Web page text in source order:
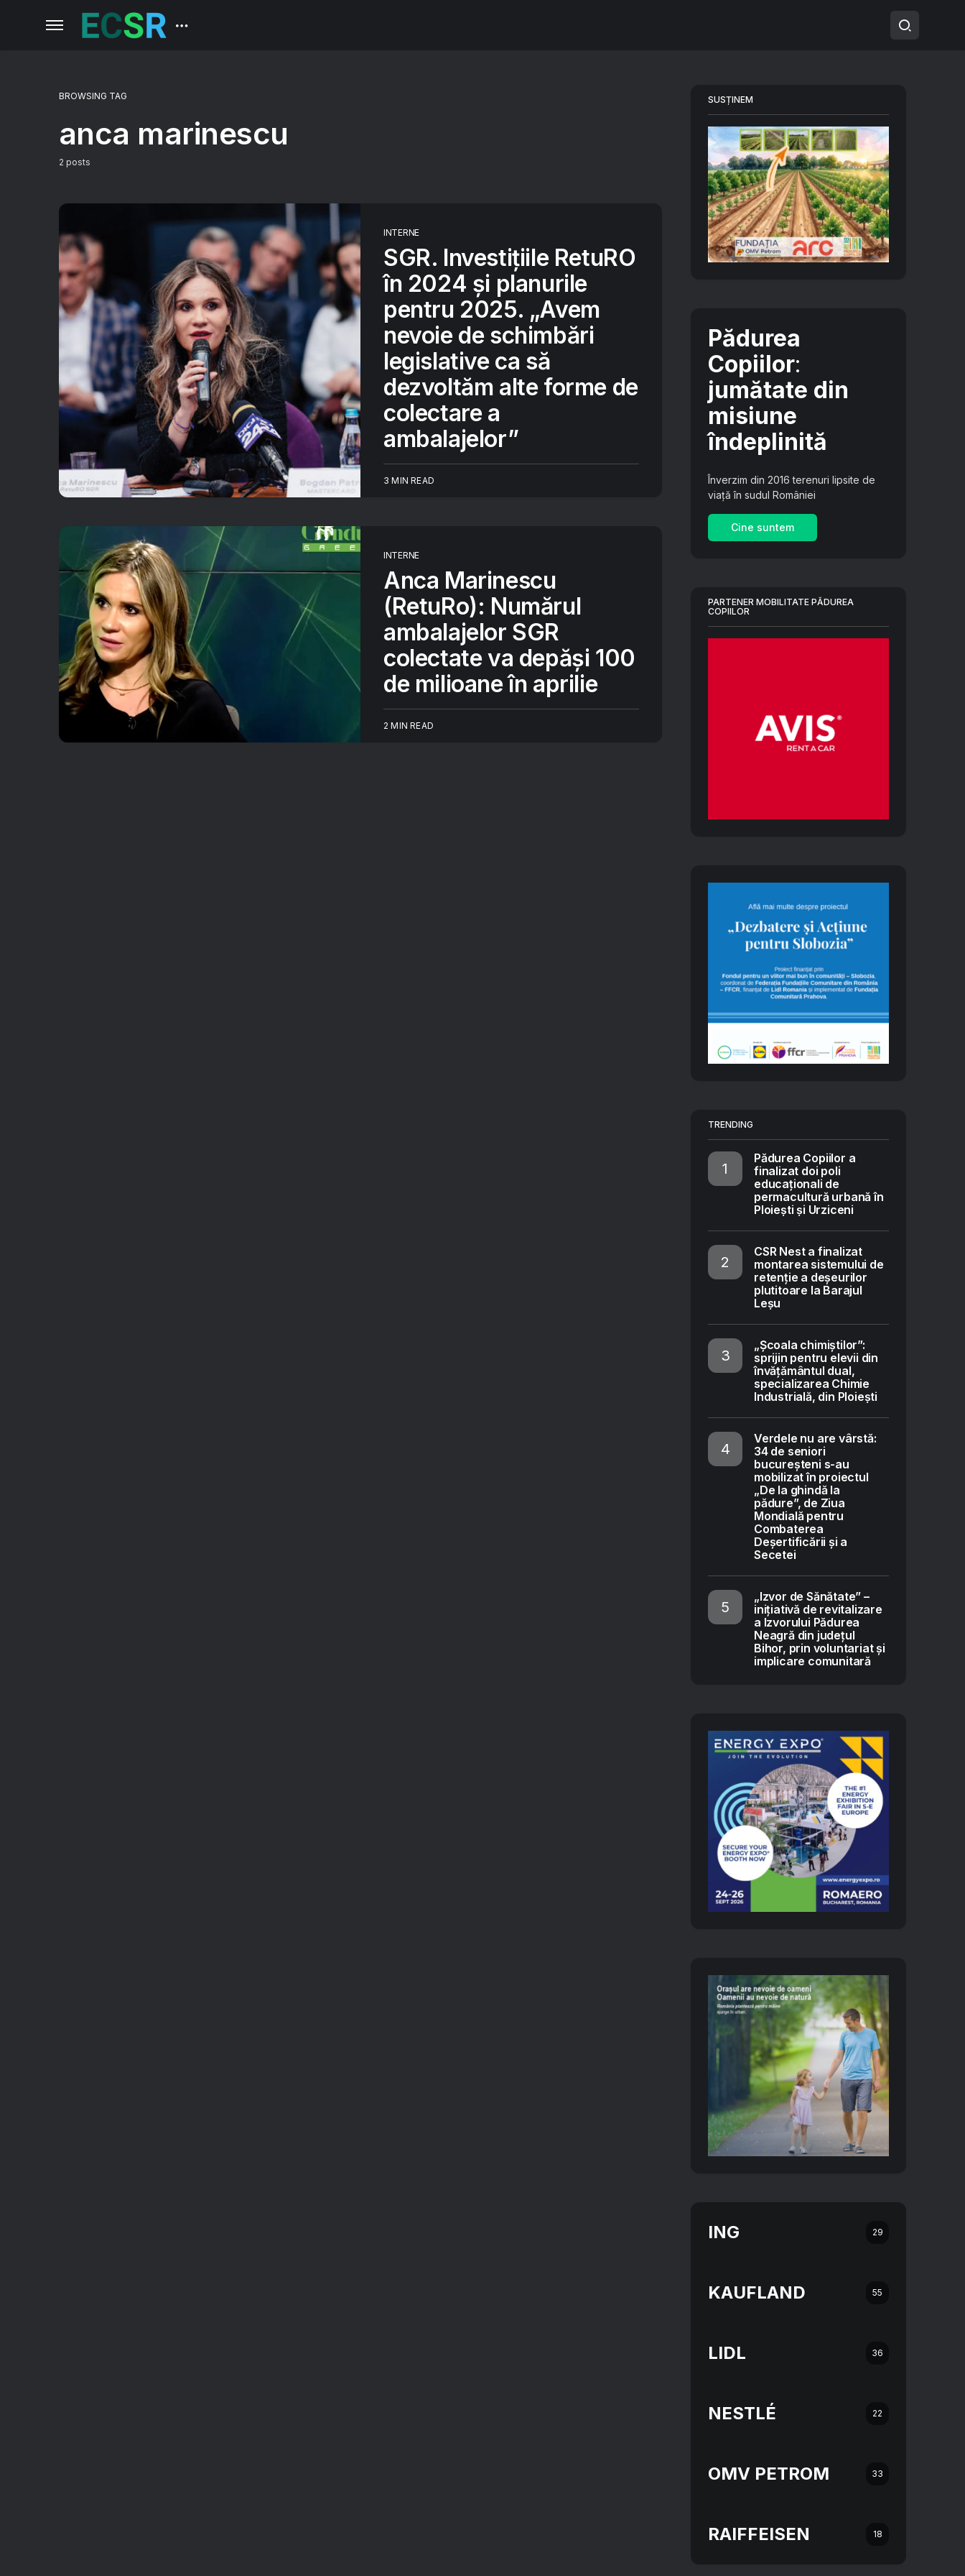
BROWSING TAG
anca marinescu
2 posts
INTERNE
SGR. Investițiile RetuRO
în 2024 și planurile
pentru 2025. „Avem
nevoie de schimbări
legislative ca să
dezvoltăm alte forme de
colectare a
ambalajelor”
3 MIN READ
INTERNE
Anca Marinescu
(RetuRo): Numărul
ambalajelor SGR
colectate va depăși 100
de milioane în aprilie
2 MIN READ
SUSȚINEM
Pădurea
Copiilor:
jumătate din
misiune
îndeplinită
Înverzim din 2016 terenuri lipsite de
viață în sudul României
Cine suntem
PARTENER MOBILITATE PĂDUREA
COPIILOR
TRENDING
Pădurea Copiilor a
finalizat doi poli
educaționali de
permacultură urbană în
Ploiești și Urziceni
CSR Nest a finalizat
montarea sistemului de
retenție a deșeurilor
plutitoare la Barajul
Leșu
„Școala chimiștilor”:
sprijin pentru elevii din
învățământul dual,
specializarea Chimie
Industrială, din Ploiești
Verdele nu are vârstă:
34 de seniori
bucureșteni s-au
mobilizat în proiectul
„De la ghindă la
pădure”, de Ziua
Mondială pentru
Combaterea
Deșertificării și a
Secetei
„Izvor de Sănătate” –
inițiativă de revitalizare
a Izvorului Pădurea
Neagră din județul
Bihor, prin voluntariat și
implicare comunitară
ING 29
KAUFLAND 55
LIDL 36
NESTLÉ 22
OMV PETROM 33
RAIFFEISEN 18